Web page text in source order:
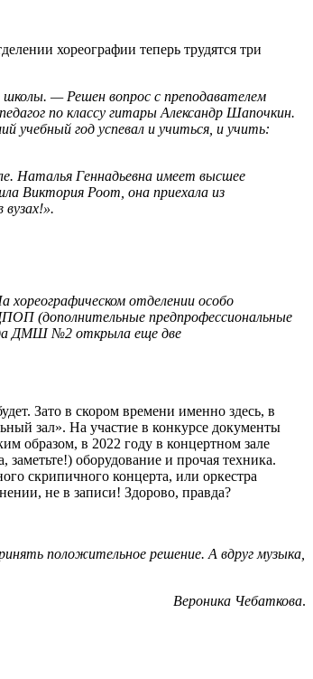
хореографии теперь трудятся три
— Решен вопрос с преподавателем
по классу гитары Александр Шапочкин.
учебный год успевал и учиться, и учить:
Наталья Геннадьевна имеет высшее
Виктория Роот, она приехала из
отделении особо
(дополнительные предпрофессиональные
ДМШ №2 открыла еще две
Зато в скором времени именно здесь, в
зал». На участие в конкурсе документы
образом, в 2022 году в концертном зале
оборудование и прочая техника.
скрипичного концерта, или оркестра
не в записи! Здорово, правда?
положительное решение. А вдруг музыка,
Вероника Чебаткова.